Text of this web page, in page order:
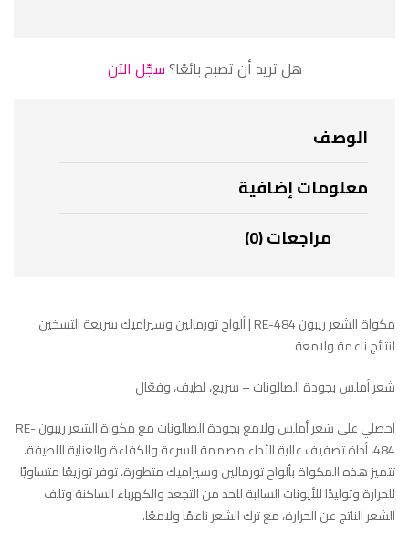
هل تريد أن تصبح بائعًا؟سجّل الآن
الوصف
معلومات إضافية
مراجعات (0)
مكواة الشعر ريبون RE-484 | ألواح تورمالين وسيراميك سريعة التسخين
لنتائج ناعمة ولامعة
شعر أملس بجودة الصالونات – سريع، لطيف، وفعّال
احصلي على شعر أملس ولامع بجودة الصالونات مع مكواة الشعر ريبون RE-
484، أداة تصفيف عالية الأداء مصممة للسرعة والكفاءة والعناية اللطيفة.
تتميز هذه المكواة بألواح تورمالين وسيراميك متطورة، توفر توزيعًا متساويًا
للحرارة وتوليدًا للأيونات السالبة للحد من التجعد والكهرباء الساكنة وتلف
الشعر الناتج عن الحرارة، مع ترك الشعر ناعمًا ولامعًا.